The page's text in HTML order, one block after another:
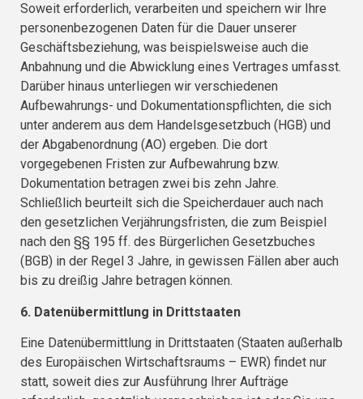
Soweit erforderlich, verarbeiten und speichern wir Ihre
personenbezogenen Daten für die Dauer unserer
Geschäftsbeziehung, was beispielsweise auch die
Anbahnung und die Abwicklung eines Vertrages umfasst.
Darüber hinaus unterliegen wir verschiedenen
Aufbewahrungs- und Dokumentationspflichten, die sich
unter anderem aus dem Handelsgesetzbuch (HGB) und
der Abgabenordnung (AO) ergeben. Die dort
vorgegebenen Fristen zur Aufbewahrung bzw.
Dokumentation betragen zwei bis zehn Jahre.
Schließlich beurteilt sich die Speicherdauer auch nach
den gesetzlichen Verjährungsfristen, die zum Beispiel
nach den §§ 195 ff. des Bürgerlichen Gesetzbuches
(BGB) in der Regel 3 Jahre, in gewissen Fällen aber auch
bis zu dreißig Jahre betragen können.
6. Datenübermittlung in Drittstaaten
Eine Datenübermittlung in Drittstaaten (Staaten außerhalb
des Europäischen Wirtschaftsraums – EWR) findet nur
statt, soweit dies zur Ausführung Ihrer Aufträge